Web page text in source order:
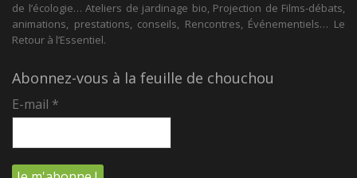
de l’écologie… Ateliers de jardinage bio, Projection de Films-débats,
animations, prestations, conseils, Rencontres, Événementiels… Le
Retour à l’Essentiel.
Abonnez-vous à la feuille de chouchou
E-mail *